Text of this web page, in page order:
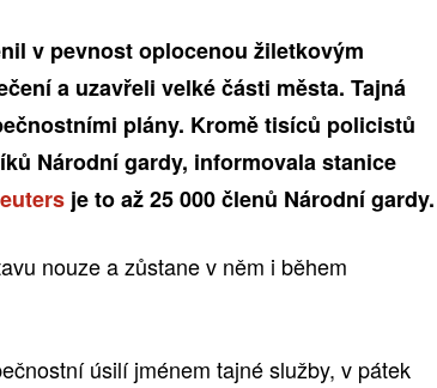
v pevnost oplocenou žiletkovým
a uzavřeli velké části města. Tajná
plány. Kromě tisíců policistů
Národní gardy, informovala stanice
je to až 25 000 členů Národní gardy.
nouze a zůstane v něm i během
úsilí jménem tajné služby, v pátek